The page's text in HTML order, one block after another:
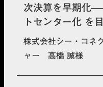
次決算を早期化
トセンター化 を
株式会社シー・コネ
ャー 高橋 誠様